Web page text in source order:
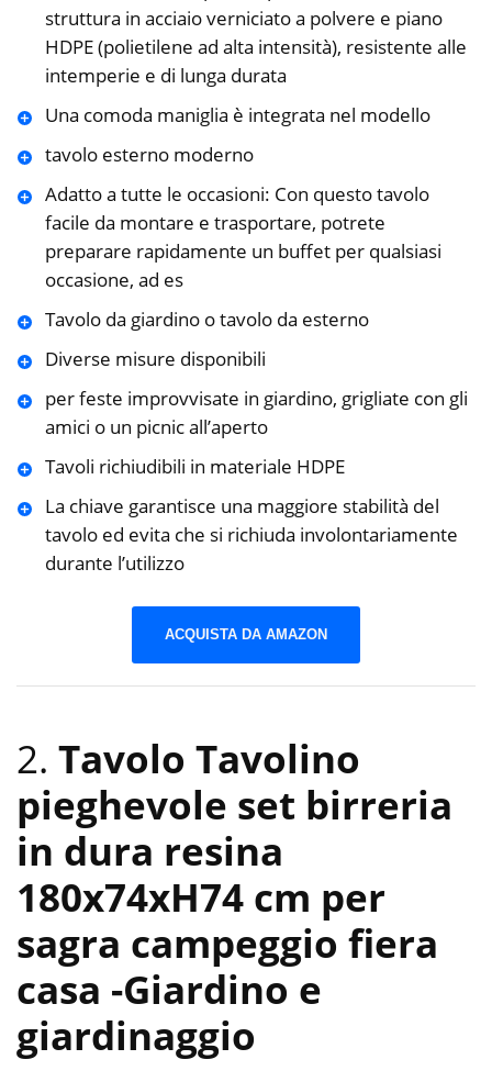
struttura in acciaio verniciato a polvere e piano
HDPE (polietilene ad alta intensità), resistente alle
intemperie e di lunga durata
Una comoda maniglia è integrata nel modello
tavolo esterno moderno
Adatto a tutte le occasioni: Con questo tavolo
facile da montare e trasportare, potrete
preparare rapidamente un buffet per qualsiasi
occasione, ad es
Tavolo da giardino o tavolo da esterno
Diverse misure disponibili
per feste improvvisate in giardino, grigliate con gli
amici o un picnic all’aperto
Tavoli richiudibili in materiale HDPE
La chiave garantisce una maggiore stabilità del
tavolo ed evita che si richiuda involontariamente
durante l’utilizzo
ACQUISTA DA AMAZON
2. Tavolo Tavolino
pieghevole set birreria
in dura resina
180x74xH74 cm per
sagra campeggio fiera
casa -Giardino e
giardinaggio